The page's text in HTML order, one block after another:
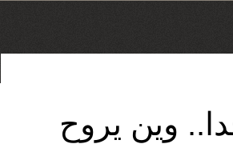
وين يروح